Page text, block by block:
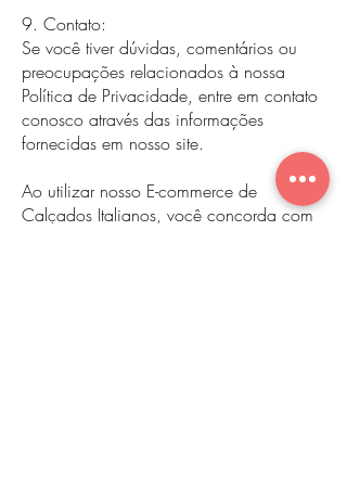
9. Contato:
Se você tiver dúvidas, comentários ou
preocupações relacionados à nossa
Política de Privacidade, entre em contato
conosco através das informações
fornecidas em nosso site.
Ao utilizar nosso E-commerce de
Calçados Italianos, você concorda com